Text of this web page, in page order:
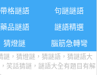
帶格謎語
句謎謎語
藥品謎語
謎語精選
猜燈謎 腦筋急轉彎
謎，猜燈謎，猜謎語，猜謎語大
笑話猜謎，謎語大全有題目有解